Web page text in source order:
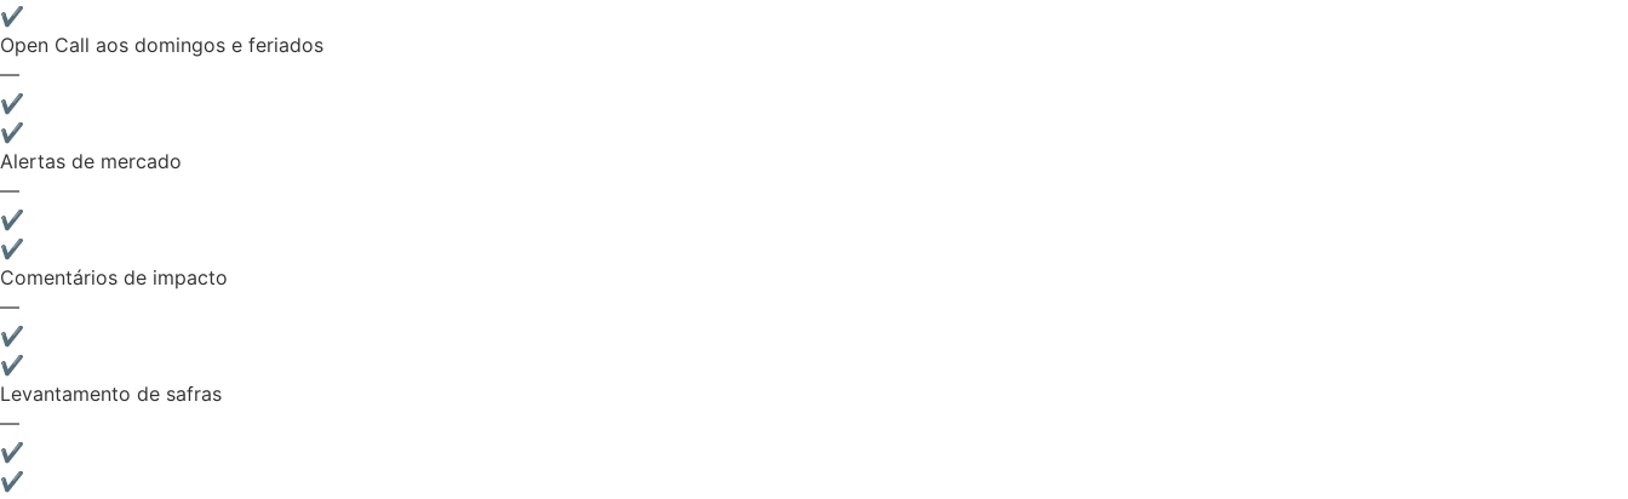
✔
Open Call aos domingos e feriados
—
✔
✔
Alertas de mercado
—
✔
✔
Comentários de impacto
—
✔
✔
Levantamento de safras
—
✔
✔